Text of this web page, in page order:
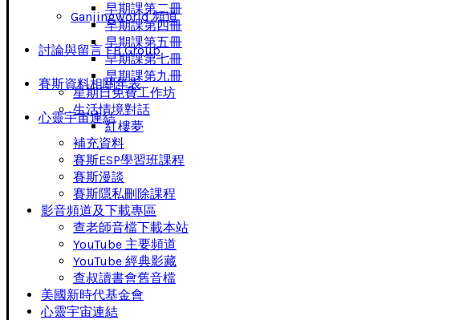
Ganjingworld 頻道
討論與留言 FB Group
賽斯資料相關年表
心靈宇宙連結
早期課第二冊
早期課第四冊
早期課第五冊
早期課第七冊
早期課第九冊
星期日免費工作坊
生活情境對話
紅樓夢
補充資料
賽斯ESP學習班課程
賽斯漫談
賽斯隱私刪除課程
影音頻道及下載專區
查老師音檔下載本站
YouTube 主要頻道
YouTube 經典影藏
查叔讀書會舊音檔
美國新時代基金會
心靈宇宙連結